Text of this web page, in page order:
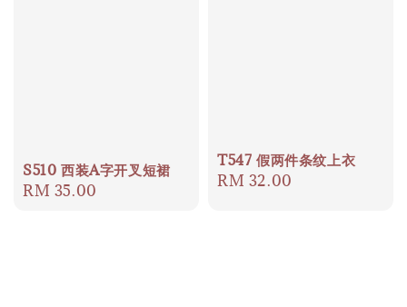
S510 西装A字开叉短裙
Regular
RM 35.00
T547 假两件条纹上衣
Regular
RM 32.00